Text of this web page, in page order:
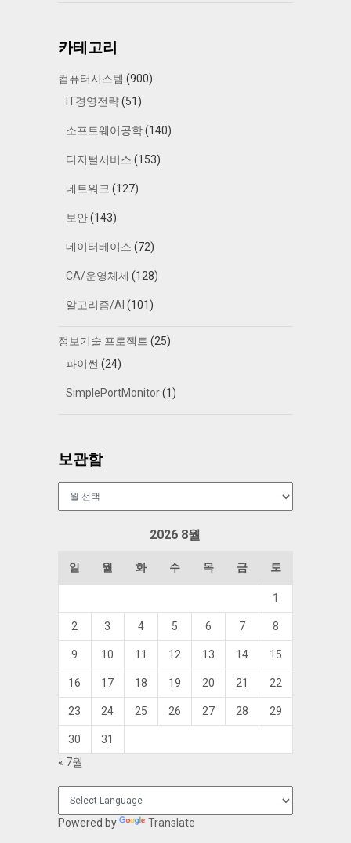
카테고리
컴퓨터시스템 (900)
IT경영전략(51)
소프트웨어공학(140)
디지털서비스 (153)
네트워크 (127)
보안(143)
데이터베이스 (72)
CA/운영체제 (128)
알고리즘/AI (101)
정보기술 프로젝트 (25)
파이썬 (24)
SimplePortMonitor(1)
보관함
2026 8월
일 월 화 수 목 금 토
1
2 3 4 5 6 7 8
9 10 11 12 13 14 15
16 17 18 19 20 21 22
23 24 25 26 27 28 29
30
31
« 7월
Powered by Translate